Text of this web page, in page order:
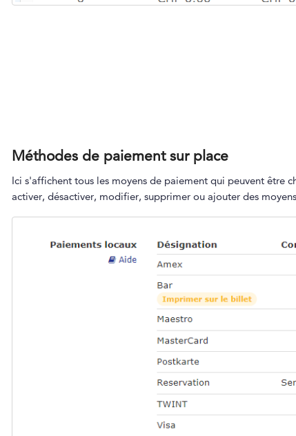
Méthodes de paiement sur place
Ici s'affichent tous les moyens de paiement qui peuvent être
activer, désactiver, modifier, supprimer ou ajouter des